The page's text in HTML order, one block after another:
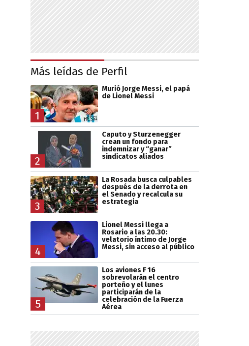
Más leídas de Perfil
1
Murió Jorge Messi, el papá
de Lionel Messi
2
Caputo y Sturzenegger
crean un fondo para
indemnizar y “ganar”
sindicatos aliados
3
La Rosada busca culpables
después de la derrota en
el Senado y recalcula su
estrategia
4
Lionel Messi llega a
Rosario a las 20.30:
velatorio íntimo de Jorge
Messi, sin acceso al público
5
Los aviones F 16
sobrevolarán el centro
porteño y el lunes
participarán de la
celebración de la Fuerza
Aérea